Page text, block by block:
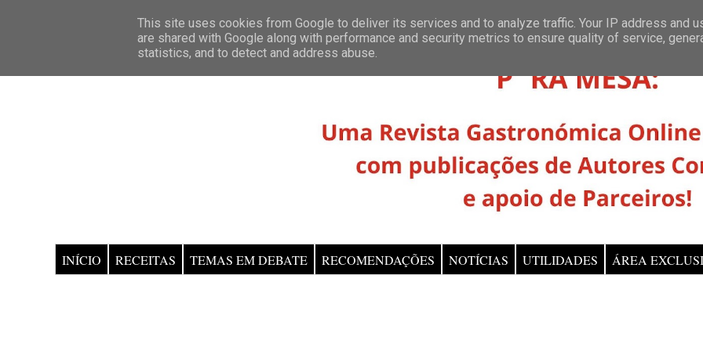
INÍCIO RECEITAS TEMAS EM DEBATE RECOMENDAÇÕES NOTÍCIAS UTILIDADES ÁREA
This site uses cookies from Google to deliver its services and to analyze traffic. Your IP address and
are shared with Google along with performance and security metrics to ensure quality of service,
statistics, and to detect and address abuse.